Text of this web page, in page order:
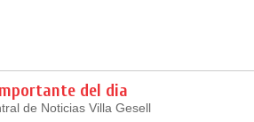
del dia
de Noticias Villa Gesell